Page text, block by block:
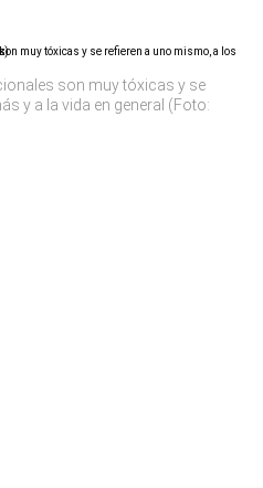
son muy tóxicas y se
y a la vida en general (Foto: